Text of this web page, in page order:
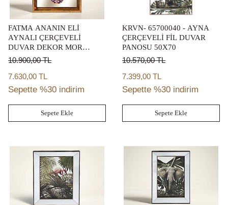
FATMA ANANIN ELİ
AYNALI ÇERÇEVELİ
DUVAR DEKOR MOR
22X22 CM
10.900,00TL
7.630,00 TL
Sepette %30 indirim
Sepete Ekle
KRVN- 65700040 - AYNA
ÇERÇEVELİ FİL DUVAR
PANOSU 50X70
10.570,00TL
7.399,00 TL
Sepette %30 indirim
Sepete Ekle